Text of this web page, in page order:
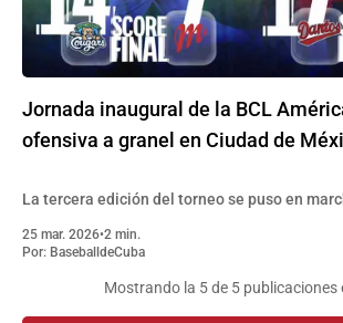
Jornada inaugural de la BCL
ofensiva a granel en Ciudad de
La tercera edición del torneo se puso en
25 mar. 2026•2 min.
Por: BaseballdeCuba
Mostrando la 5de 5 publicaciones